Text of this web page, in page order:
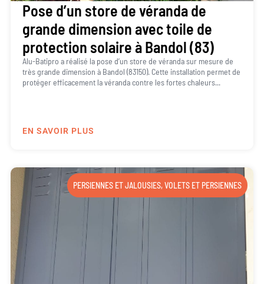
Pose d’un store de véranda de
grande dimension avec toile de
protection solaire à Bandol (83)
Alu-Batipro a réalisé la pose d’un store de véranda sur mesure de
très grande dimension à Bandol (83150). Cette installation permet de
protéger efficacement la véranda contre les fortes chaleurs...
EN SAVOIR PLUS
PERSIENNES ET JALOUSIES,VOLETS ET PERSIENNES